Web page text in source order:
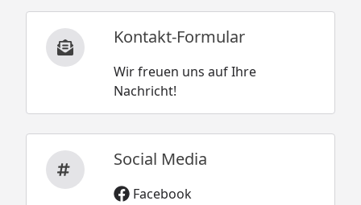
Kontakt-Formular
Wir freuen uns auf Ihre
Nachricht!
Social Media
Facebook